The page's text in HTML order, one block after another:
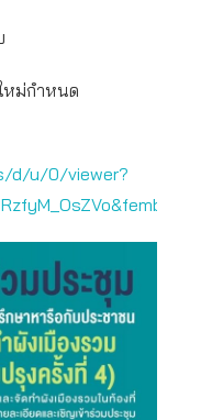
หม่กำหนด
d/u/0/viewer?